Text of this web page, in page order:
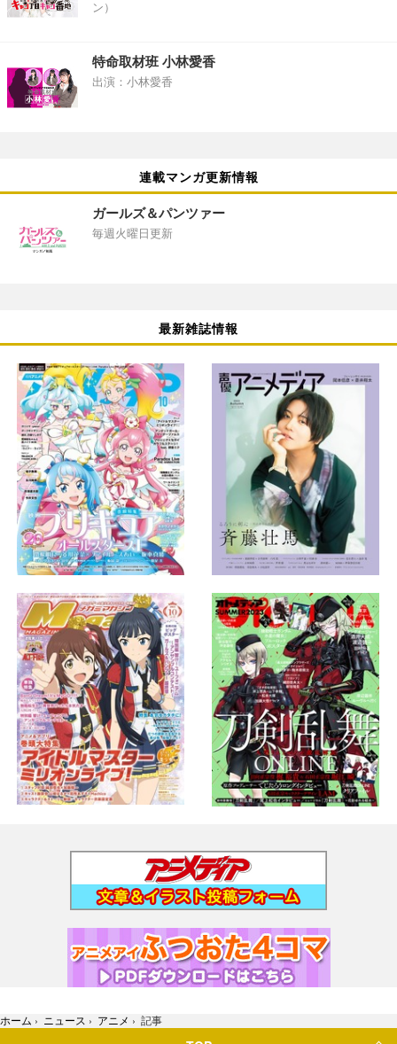
ン）
特命取材班 小林愛香
出演：小林愛香
連載マンガ更新情報
ガールズ＆パンツァー
毎週火曜日更新
最新雑誌情報
ホーム › ニュース › アニメ › 記事